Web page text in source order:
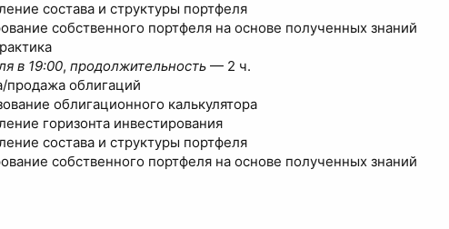
состава и структуры портфеля
собственного портфеля на основе полученных знаний
в 19:00, продолжительность — 2 ч.
продажа облигаций
облигационного калькулятора
горизонта инвестирования
состава и структуры портфеля
собственного портфеля на основе полученных знаний